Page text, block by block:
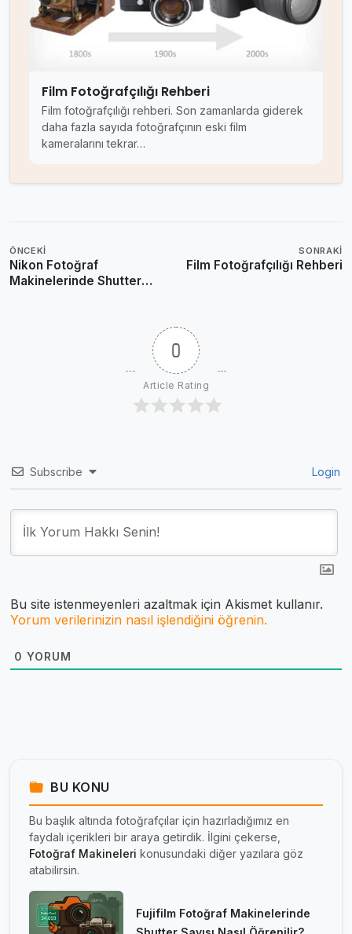
Film Fotoğrafçılığı Rehberi
Film fotoğrafçılığı rehberi. Son zamanlarda giderek
daha fazla sayıda fotoğrafçının eski film
kameralarını tekrar…
ÖNCEKI
Nikon Fotoğraf
Makinelerinde Shutter
SONRAKI
Film Fotoğrafçılığı Rehberi
0
Article Rating
Subscribe Login
Bu site istenmeyenleri azaltmak için Akismet kullanır.
Yorum verilerinizin nasıl işlendiğini öğrenin.
0 YORUM
BU KONU
Bu başlık altında fotoğrafçılar için hazırladığımız en
faydalı içerikleri bir araya getirdik. İlgini çekerse,
Fotoğraf Makineleri konusundaki diğer yazılara göz
atabilirsin.
Fujifilm Fotoğraf Makinelerinde